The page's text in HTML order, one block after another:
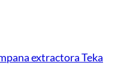
extractora Teka